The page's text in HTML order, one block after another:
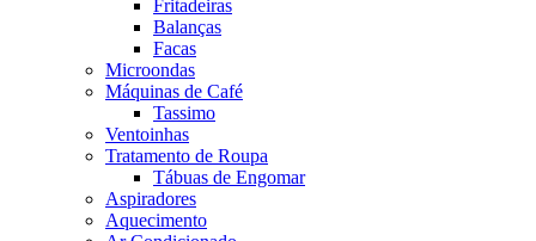
Fritadeiras
Balanças
Facas
Microondas
Máquinas de Café
Tassimo
Ventoinhas
Tratamento de Roupa
Tábuas de Engomar
Aspiradores
Aquecimento